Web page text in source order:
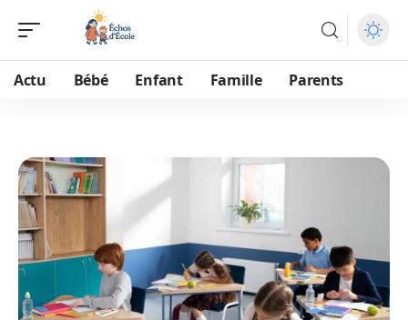
Actu Bébé Enfant Famille Parents